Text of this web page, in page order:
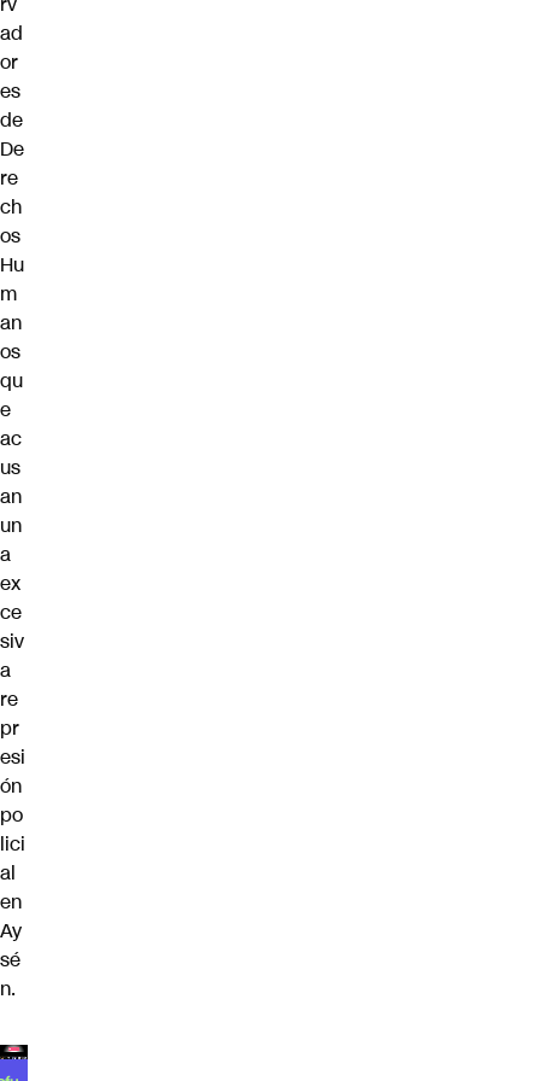
ad
or
es
de
De
re
ch
os
Hu
m
an
os
qu
e
ac
us
an
un
a
ex
ce
siv
a
re
pr
esi
ón
po
lici
al
en
Ay
sé
n.